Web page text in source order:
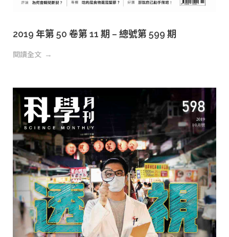
2019 年第 50 卷第 11 期 – 總號第 599 期
閱讀全文